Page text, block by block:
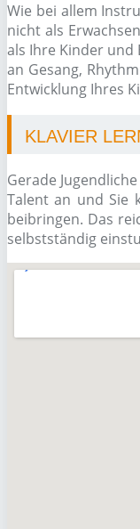
Wie bei allem
nicht als
als Ihre Kinder und
an Gesang,
Entwicklung Ihres
KLAVIER
Gerade
Talent an und Sie
beibringen. Das
selbstständig